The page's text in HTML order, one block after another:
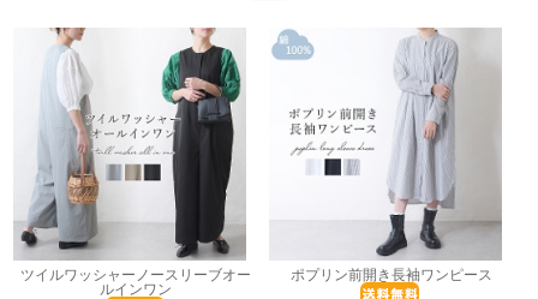
ツイルワッシャーノースリーブオー
ルインワン
ポプリン前開き長袖ワンピース